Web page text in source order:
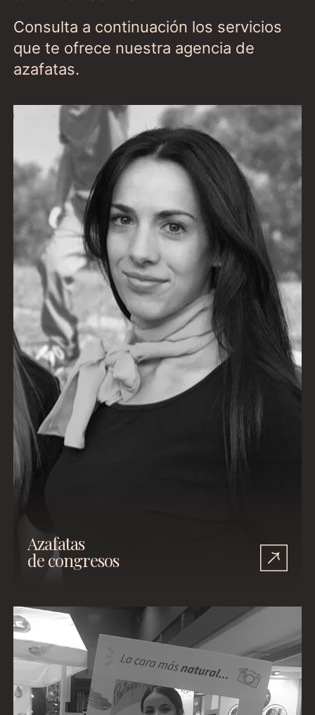
Consulta a continuación los servicios
que te ofrece nuestra agencia de
azafatas.
Azafatas
de congresos